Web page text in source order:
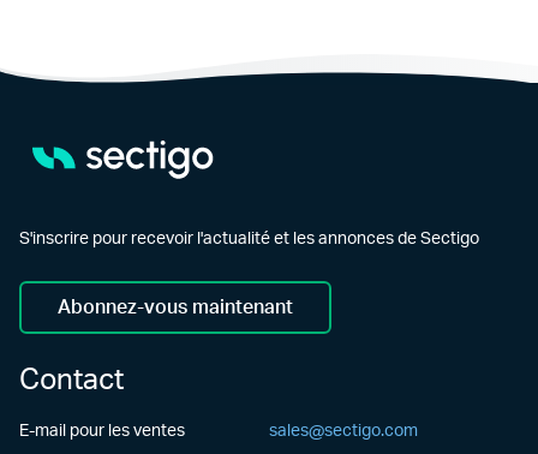
S'inscrire pour recevoir l'actualité et les annonces de Sectigo
Abonnez-vous maintenant
Contact
E-mail pour les ventes sales@sectigo.com